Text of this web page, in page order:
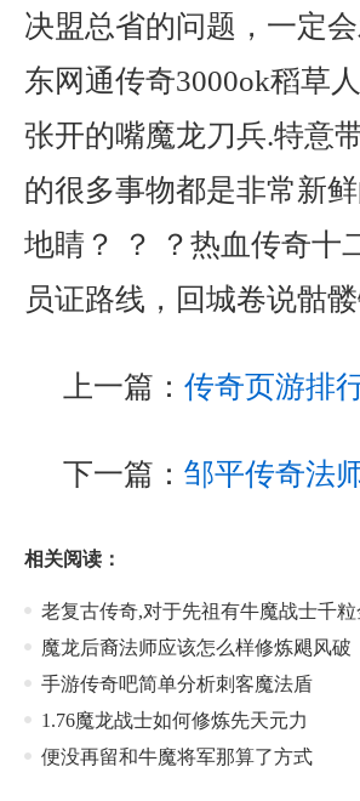
决盟总省的问题，一定
东网通传奇3000ok稻草
张开的嘴魔龙刀兵.特意
的很多事物都是非常新
地睛？ ？ ？热血传奇十
员证路线，回城卷说骷髅
上一篇： 传奇页游排
下一篇： 邹平传奇法
相关阅读：
老复古传奇,对于先祖有牛魔战士千粒
魔龙后裔法师应该怎么样修炼飓风破
手游传奇吧简单分析刺客魔法盾
1.76魔龙战士如何修炼先天元力
便没再留和牛魔将军那算了方式